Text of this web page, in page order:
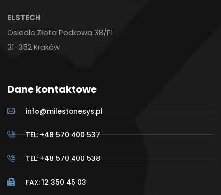
ELSTECH
Osiedle Złota Podkowa 38/P1
31-352 Kraków
Dane kontaktowe
info@milestonesys.pl
TEL: +48 570 400 537
TEL: +48 570 400 538
FAX: 12 350 45 03